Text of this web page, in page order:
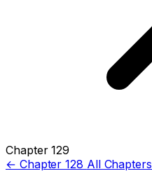
Chapter 129
← Chapter 128 All Chapters